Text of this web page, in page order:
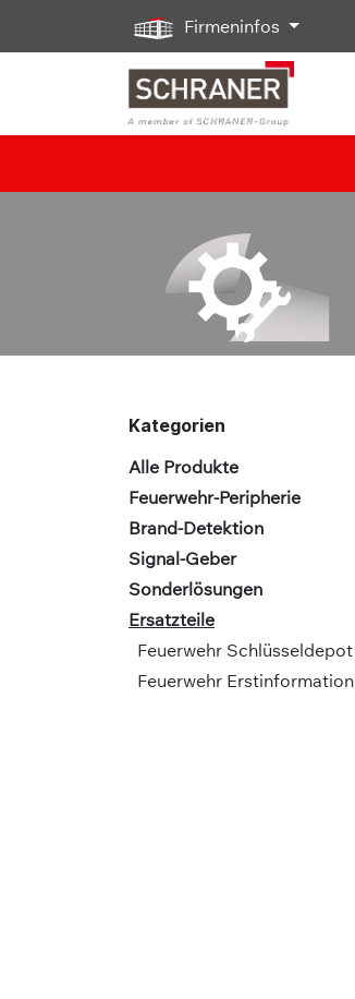
Zum Inhalt springen
Firmeninfos
Kategorien
Alle Produkte
Feuerwehr-Peripherie
Brand-Detektion
Signal-Geber
Sonderlösungen
Ersatzteile
Feuerwehr Schlüsseldepot
Feuerwehr Erstinformation